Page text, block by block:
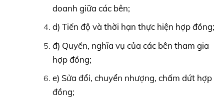
doanh giữa các bên;
d) Tiến độ và thời hạn thực hiện hợp đồng;
đ) Quyền, nghĩa vụ của các bên tham gia
hợp đồng;
e) Sửa đổi, chuyển nhượng, chấm dứt hợp
đồng;